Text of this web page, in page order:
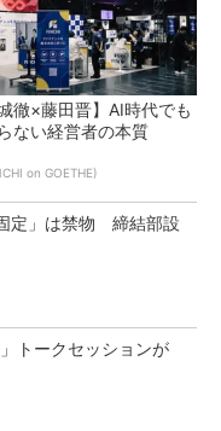
城徹×藤田晋】AI時代でも
ない経営者の本質
on GOETHE)
定」は禁物 締結部設
トークセッションが